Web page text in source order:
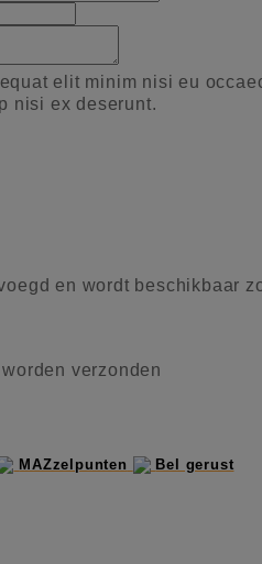
elit minim nisi eu
nisi ex deserunt.
en wordt beschikbaar
verzonden
MAZzelpunten
Bel gerust